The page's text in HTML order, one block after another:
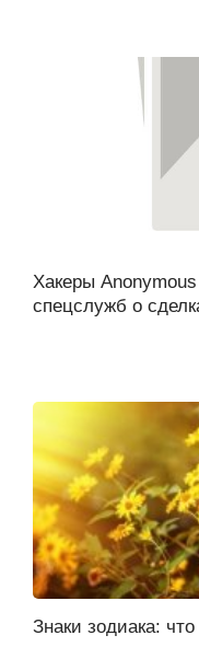
Хакеры
спецслужб о
Знаки зодиака: